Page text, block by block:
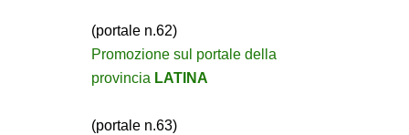
(portale n.62)
Promozione sul portale della
provincia LATINA
(portale n.63)